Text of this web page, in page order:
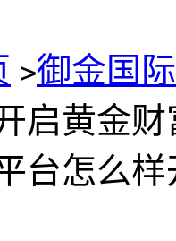
>御金国
启黄金
台怎么